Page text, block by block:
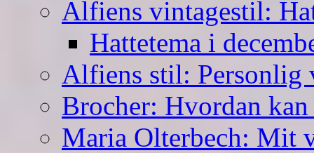
Alfiens vintagestil:
Hattetema i
Alfiens stil: Personlig
Brocher: Hvordan
Maria Olterbech: Mit